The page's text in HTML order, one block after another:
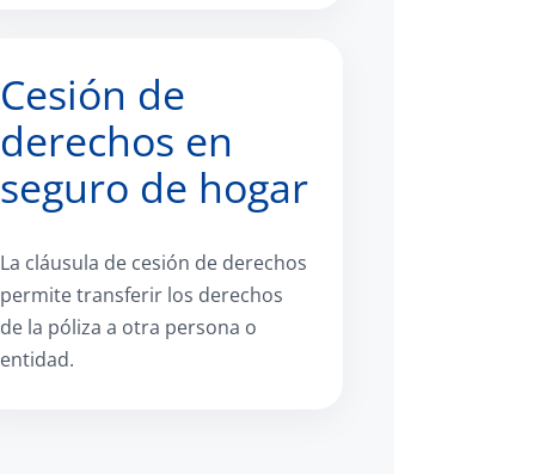
Cesión de
derechos en
seguro de hogar
La cláusula de cesión de derechos
permite transferir los derechos
de la póliza a otra persona o
entidad.